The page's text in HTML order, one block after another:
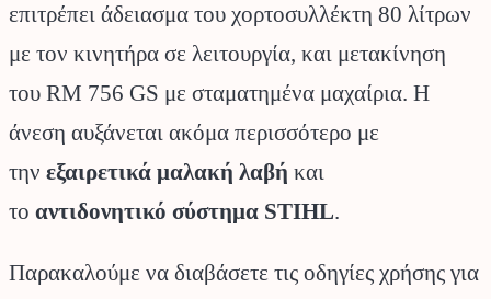
επιτρέπει άδειασμα του χορτοσυλλέκτη 80 λίτρων
με τον κινητήρα σε λειτουργία, και μετακίνηση
του RM 756 GS με σταματημένα μαχαίρια. Η
άνεση αυξάνεται ακόμα περισσότερο με
την εξαιρετικά μαλακή λαβή και
το αντιδονητικό σύστημα STIHL.
Παρακαλούμε να διαβάσετε τις οδηγίες χρήσης για